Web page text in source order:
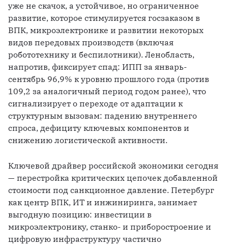
уже не скачок, а устойчивое, но ограниченное
развитие, которое стимулируется госзаказом в
ВПК, микроэлектронике и развитии некоторых
видов передовых производств (включая
робототехнику и беспилотники). Ленобласть,
напротив, фиксирует спад: ИПП за январь-
сентябрь 96,9% к уровню прошлого года (против
109,2 за аналогичный период годом ранее), что
сигнализирует о переходе от адаптации к
структурным вызовам: падению внутреннего
спроса, дефициту ключевых компонентов и
снижению логистической активности.
Ключевой драйвер российской экономики сегодня
— перестройка критических цепочек добавленной
стоимости под санкционное давление. Петербург
как центр ВПК, ИТ и инжиниринга, занимает
выгодную позицию: инвестиции в
микроэлектронику, станко- и приборостроение и
цифровую инфраструктуру частично